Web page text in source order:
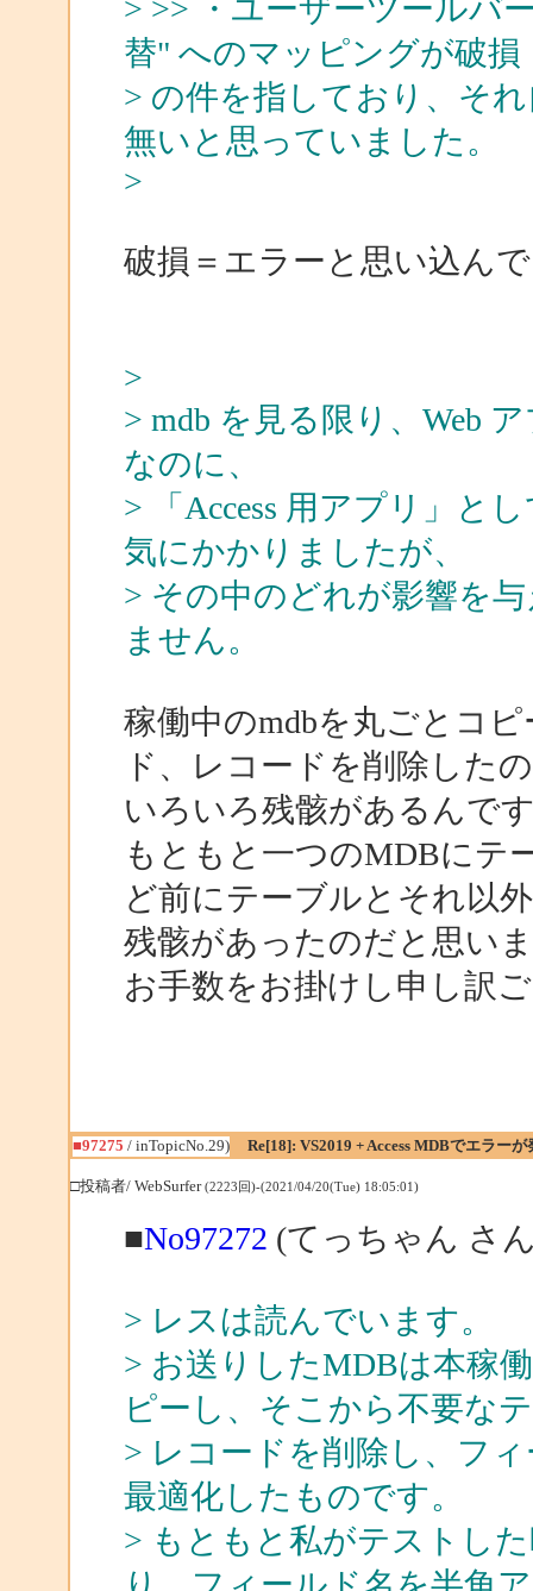
> >> ・ユーザーツールバ
替" へのマッピングが破損
> の件を指しており、そ
無いと思っていました。
>
破損＝エラーと思い込ん
>
> mdb を見る限り、Web
なのに、
> 「Access 用アプリ」と
気にかかりましたが、
> その中のどれが影響を
ません。
稼働中のmdbを丸ごとコ
ド、レコードを削除した
いろいろ残骸があるんで
もともと一つのMDBにテ
ど前にテーブルとそれ以
残骸があったのだと思い
お手数をお掛けし申し訳
■97275 / inTopicNo.29) Re[18]: VS2019 + Access MDBでエラーが
□投稿者/ WebSurfer(2223回)-(2021/04/20(Tue) 18:05:01)
■No97272 (てっちゃん さ
> レスは読んでいます。
> お送りしたMDBは本稼
ピーし、そこから不要な
> レコードを削除し、フ
最適化したものです。
> もともと私がテストし